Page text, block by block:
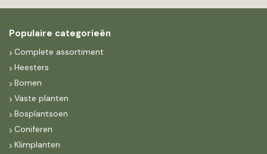
Populaire categorieën
Complete assortiment
Heesters
Bomen
Vaste planten
Bosplantsoen
Coniferen
Klimplanten